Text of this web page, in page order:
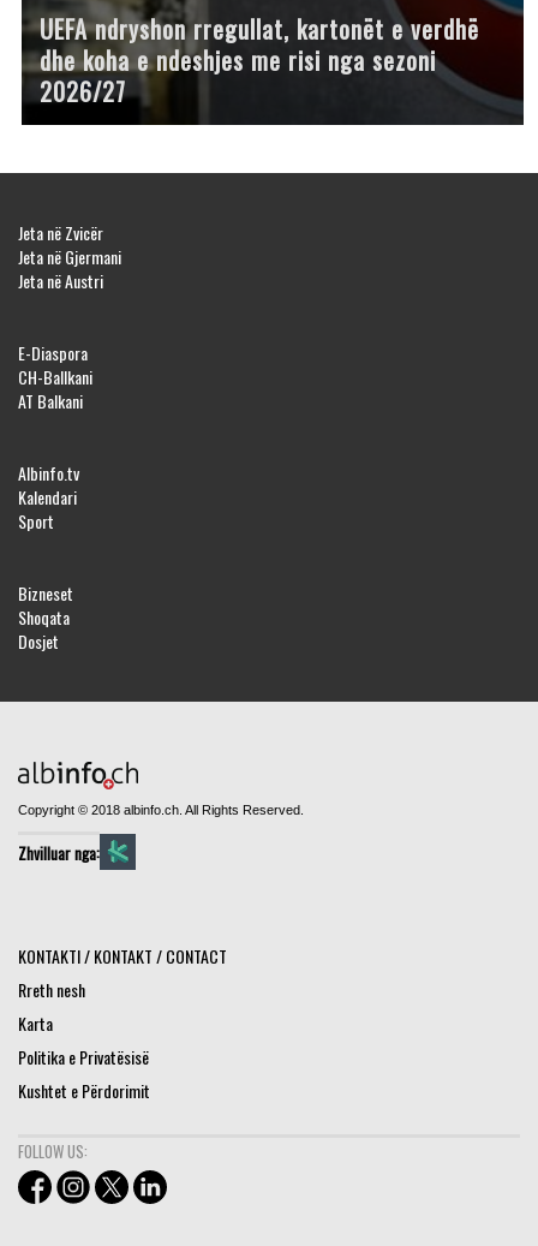
UEFA ndryshon rregullat, kartonët e verdhë
dhe koha e ndeshjes me risi nga sezoni
2026/27
Jeta në Zvicër
Jeta në Gjermani
Jeta në Austri
E-Diaspora
CH-Ballkani
AT Balkani
Albinfo.tv
Kalendari
Sport
Bizneset
Shoqata
Dosjet
Copyright © 2018 albinfo.ch. All Rights Reserved.
Zhvilluar nga:
KONTAKTI / KONTAKT / CONTACT
Rreth nesh
Karta
Politika e Privatësisë
Kushtet e Përdorimit
FOLLOW US: